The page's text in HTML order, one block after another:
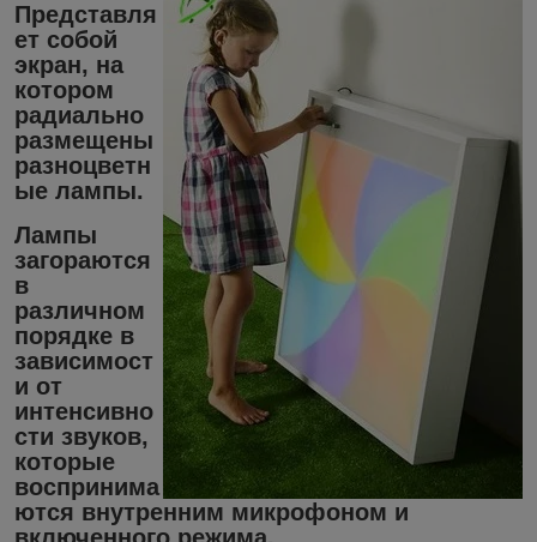
Представля
ет собой
экран, на
котором
радиально
размещены
разноцветн
ые лампы.
Лампы
загораются
в
различном
порядке в
зависимост
и от
интенсивно
сти звуков,
которые
воспринима
ются внутренним микрофоном и